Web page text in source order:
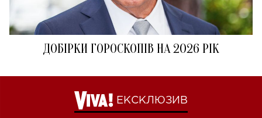
ДОБІРКИ ГОРОСКОПІВ НА 2026 РІК
ЕКСКЛЮЗИВ